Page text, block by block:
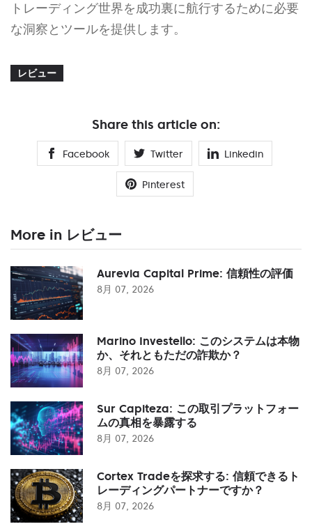
トレーディング世界を成功裏に航行するために必要
な洞察とツールを提供します。
レビュー
Share this article on:
Facebook Twitter Linkedin
Pinterest
More in レビュー
Aurevia Capital Prime: 信頼性の評価
8月 07, 2026
Marino Investello: このシステムは本物
か、それともただの詐欺か？
8月 07, 2026
Sur Capiteza: この取引プラットフォー
ムの真相を暴露する
8月 07, 2026
Cortex Tradeを探求する: 信頼できるト
レーディングパートナーですか？
8月 07, 2026